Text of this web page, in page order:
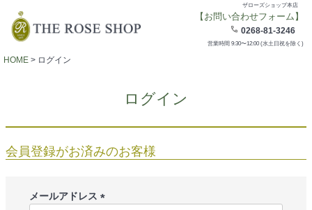
ザローズショップ本店
【お問い合わせフォーム】
0268-81-3246
営業時間 9:30〜12:00 (水土日祝を除く)
HOME ログイン
ログイン
会員登録がお済みのお客様
メールアドレス